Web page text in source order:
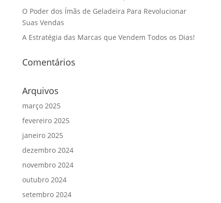
O Poder dos Ímãs de Geladeira Para Revolucionar
Suas Vendas
A Estratégia das Marcas que Vendem Todos os Dias!
Comentários
Arquivos
março 2025
fevereiro 2025
janeiro 2025
dezembro 2024
novembro 2024
outubro 2024
setembro 2024